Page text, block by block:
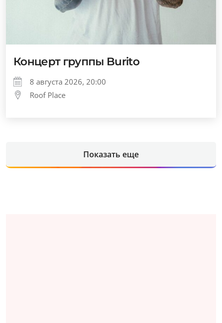
Концерт группы Burito
8 августа 2026, 20:00
Roof Place
Показать еще